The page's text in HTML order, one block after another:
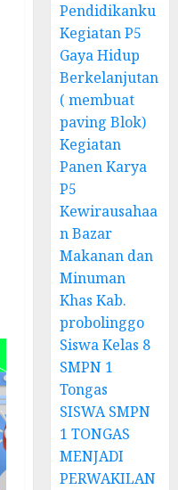
Pendidikanku
Kegiatan P5
Gaya Hidup
Berkelanjutan
( membuat
paving Blok)
Kegiatan
Panen Karya
P5
Kewirausahaa
n Bazar
Makanan dan
Minuman
Khas Kab.
probolinggo
Siswa Kelas 8
SMPN 1
Tongas
SISWA SMPN
1 TONGAS
MENJADI
PERWAKILAN